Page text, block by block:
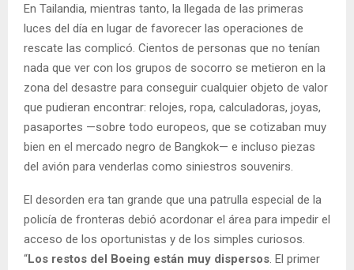
En Tailandia, mientras tanto, la llegada de las primeras
luces del día en lugar de favorecer las operaciones de
rescate las complicó. Cientos de personas que no tenían
nada que ver con los grupos de socorro se metieron en la
zona del desastre para conseguir cualquier objeto de valor
que pudieran encontrar: relojes, ropa, calculadoras, joyas,
pasaportes —sobre todo europeos, que se cotizaban muy
bien en el mercado negro de Bangkok— e incluso piezas
del avión para venderlas como siniestros souvenirs.
El desorden era tan grande que una patrulla especial de la
policía de fronteras debió acordonar el área para impedir el
acceso de los oportunistas y de los simples curiosos.
“Los restos del Boeing están muy dispersos. El primer